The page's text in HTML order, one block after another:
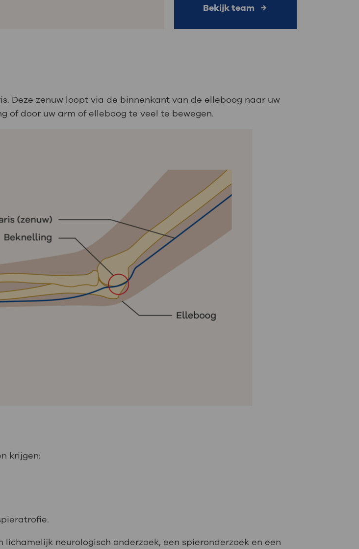
Bekijk team
Deze zenuw loopt via de binnenkant van de elleboog naar uw
of door uw arm of elleboog te veel te bewegen.
krijgen:
neurologisch onderzoek, een spieronderzoek en een